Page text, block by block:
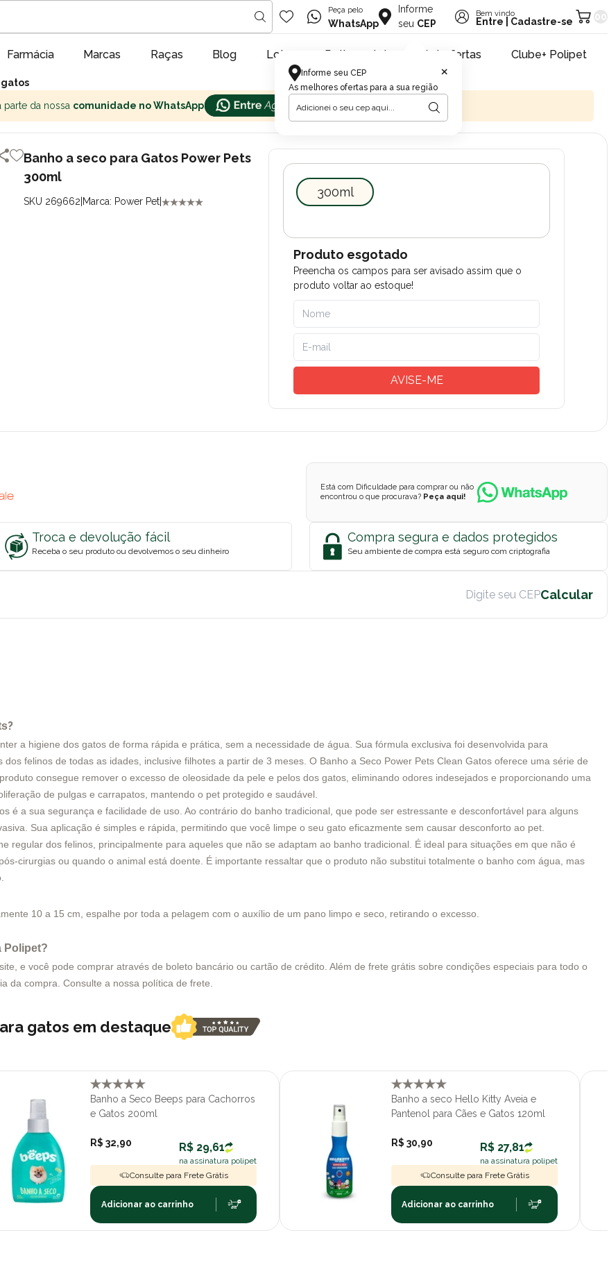
Peça pelo
WhatsApp
Informe
seu CEP
Informe seu CEP
As melhores ofertas para a sua região
×
Bem vindo
Entre Cadastre-se
Farmácia Marcas Raças Blog Lojas Retire na loja Pet ofertas Clube+ Polipet
parte da nossa comunidade no WhatsApp
gatos
Banho a seco para Gatos Power Pets
300ml
SKU 269662 Marca: Power Pet|
300ml
Produto esgotado
Preencha os campos para ser avisado assim que o
produto voltar ao estoque!
AVISE-ME
Está com Dificuldade para comprar ou não
encontrou o que procurava? Peça aqui!
Troca e devolução fácil
Receba o seu produto ou devolvemos o seu dinheiro
Compra segura e dados protegidos
Seu ambiente de compra está seguro com criptografia
?
a higiene dos gatos de forma rápida e prática, sem a necessidade de água. Sua fórmula exclusiva foi desenvolvida para
felinos de todas as idades, inclusive filhotes a partir de 3 meses. O Banho a Seco Power Pets Clean Gatos oferece uma série de
consegue remover o excesso de oleosidade da pele e pelos dos gatos, eliminando odores indesejados e proporcionando uma
de pulgas e carrapatos, mantendo o pet protegido e saudável.
é a sua segurança e facilidade de uso. Ao contrário do banho tradicional, que pode ser estressante e desconfortável para alguns
Sua aplicação é simples e rápida, permitindo que você limpe o seu gato eficazmente sem causar desconforto ao pet.
regular dos felinos, principalmente para aqueles que não se adaptam ao banho tradicional. É ideal para situações em que não é
cirurgias ou quando o animal está doente. É importante ressaltar que o produto não substitui totalmente o banho com água, mas
10 a 15 cm, espalhe por toda a pelagem com o auxílio de um pano limpo e seco, retirando o excesso.
Polipet?
e você pode comprar através de boleto bancário ou cartão de crédito. Além de frete grátis sobre condições especiais para todo o
da compra. Consulte a nossa política de frete
gatos em destaque
Banho a Seco Beeps para Cachorros
e Gatos 200ml
R$ 32,90 R$ 29,61
na assinatura polipet
Consulte para Frete Grátis
Adicionar ao carrinho
Banho a seco Hello Kitty Aveia e
Pantenol para Cães e Gatos 120ml
R$ 30,90 R$ 27,81
na assinatura polipet
Consulte para Frete Grátis
Adicionar ao carrinho